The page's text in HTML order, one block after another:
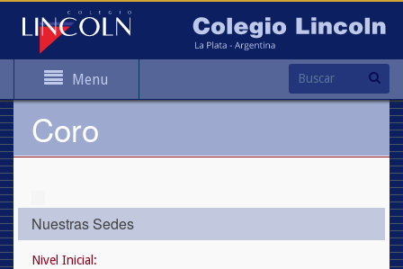
Menu
Coro
Nuestras Sedes
Nivel Inicial: